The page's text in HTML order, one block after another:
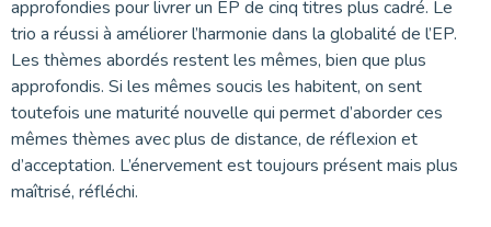
approfondies pour livrer un EP de cinq titres plus cadré. Le
trio a réussi à améliorer l’harmonie dans la globalité de l’EP.
Les thèmes abordés restent les mêmes, bien que plus
approfondis. Si les mêmes soucis les habitent, on sent
toutefois une maturité nouvelle qui permet d’aborder ces
mêmes thèmes avec plus de distance, de réflexion et
d’acceptation. L’énervement est toujours présent mais plus
maîtrisé, réfléchi.